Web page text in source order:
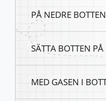
PÅ NEDRE BOTTEN
SÄTTA BOTTEN PÅ
MED GASEN I